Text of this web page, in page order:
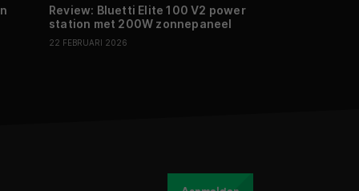
Review: Bluetti Elite 100 V2 power
station met 200W zonnepaneel
22 FEBRUARI 2026